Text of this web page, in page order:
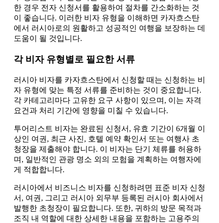
한 경우 전자 신청서를 활용하여 절차를 간소화하는 것
이 좋습니다. 이러한 비자 유형을 이해하면 카자흐스탄
에서 러시아로의 원활하고 성공적인 여행을 보장하는 데
도움이 될 것입니다.
각 비자 유형별로 필요한 서류
러시아 비자를 카자흐스탄에서 신청할 때는 신청하는 비
자 유형에 맞는 특정 서류를 준비하는 것이 중요합니다.
각 카테고리마다 고유한 요구 사항이 있으며, 이는 자격
요건과 처리 기간에 영향을 미칠 수 있습니다.
투어리스트 비자는 완료된 신청서, 유효 기간이 6개월 이
상인 여권, 최근 사진, 호텔 예약 확인서 또는 여행사 초
청장을 제출해야 합니다. 이 비자는 단기 체류를 허용하
며, 일반적인 관광 명소 외의 모험을 계획하는 여행자에
게 적합합니다.
러시아에서 비즈니스 비자를 신청하려면 표준 비자 신청
서, 여권, 그리고 러시아 외무부 등록된 러시아 회사에서
발행한 초청장이 필요합니다. 또한, 귀하의 방문 목적과
조직 내 역할에 대한 상세한 내용을 포함하는 고용주의